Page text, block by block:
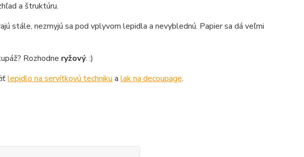
a štruktúru.
stále, nezmyjú sa pod vplyvom lepidla a nevyblednú. Papier sa dá veľmi
Rozhodne ryžový. :)
lepidlo na servítkovú techniku a lak na decoupage.